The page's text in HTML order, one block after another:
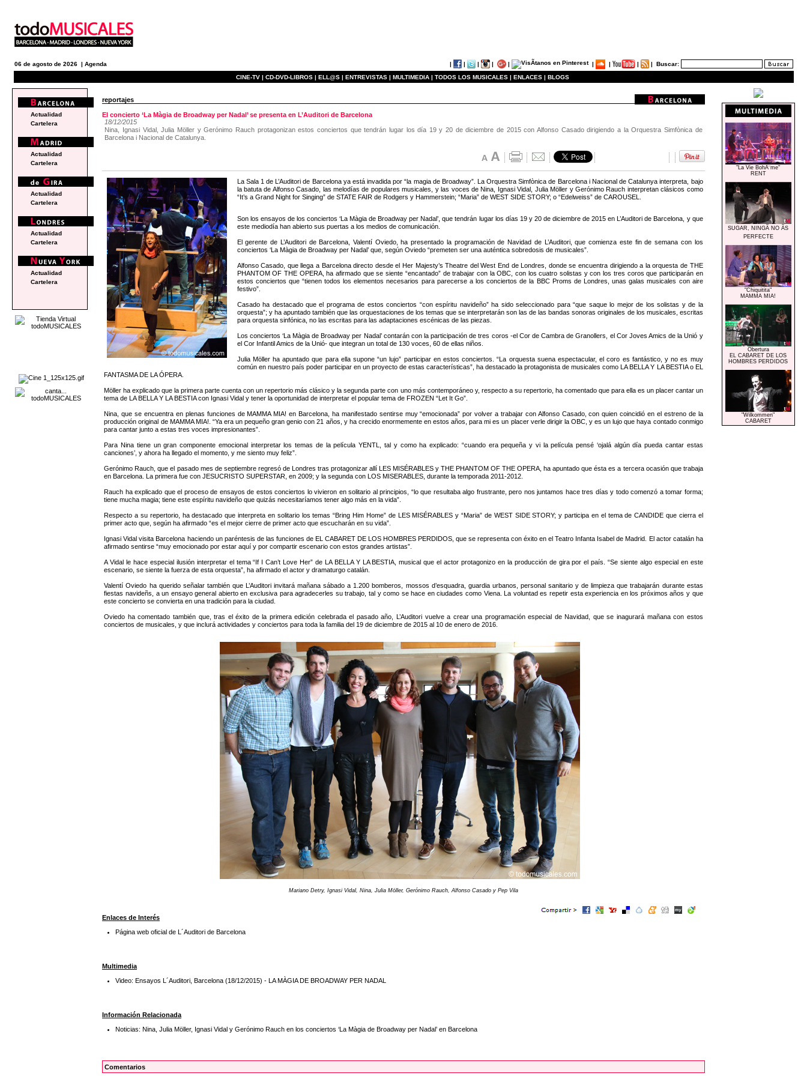
06 de agosto de 2026 | Agenda | | | | | | | | | Buscar:
CINE-TV | CD-DVD-LIBROS | ELL@S | ENTREVISTAS | MULTIMEDIA | TODOS LOS MUSICALES | ENLACES | BLOGS
reportajes
El concierto ‘La Màgia de Broadway per Nadal’ se presenta en L’Auditori de Barcelona
18/12/2015
Nina, Ignasi Vidal, Julia Möller y Gerónimo Rauch protagonizan estos conciertos que tendrán lugar los día 19 y 20 de diciembre de 2015 con Alfonso Casado dirigiendo a la Orquestra Simfònica de
Barcelona i Nacional de Catalunya.
La Sala 1 de L’Auditori de Barcelona ya está invadida por “la magia de Broadway”. La Orquestra Simfònica de Barcelona i Nacional de Catalunya interpreta, bajo
la batuta de Alfonso Casado, las melodías de populares musicales, y las voces de Nina, Ignasi Vidal, Julia Möller y Gerónimo Rauch interpretan clásicos como
“It’s a Grand Night for Singing” de STATE FAIR de Rodgers y Hammerstein; “Maria” de WEST SIDE STORY; o “Edelweiss” de CAROUSEL.
Son los ensayos de los conciertos ‘La Màgia de Broadway per Nadal’, que tendrán lugar los días 19 y 20 de diciembre de 2015 en L’Auditori de Barcelona, y que
este mediodía han abierto sus puertas a los medios de comunicación.
El gerente de L’Auditori de Barcelona, Valentí Oviedo, ha presentado la programación de Navidad de L’Auditori, que comienza este fin de semana con los
conciertos ‘La Màgia de Broadway per Nadal’ que, según Oviedo “premeten ser una auténtica sobredosis de musicales”.
Alfonso Casado, que llega a Barcelona directo desde el Her Majesty’s Theatre del West End de Londres, donde se encuentra dirigiendo a la orquesta de THE
PHANTOM OF THE OPERA, ha afirmado que se siente “encantado” de trabajar con la OBC, con los cuatro solistas y con los tres coros que participarán en
estos conciertos que “tienen todos los elementos necesarios para parecerse a los conciertos de la BBC Proms de Londres, unas galas musicales con aire
festivo”.
Casado ha destacado que el programa de estos conciertos “con espíritu navideño” ha sido seleccionado para “que saque lo mejor de los solistas y de la
orquesta”; y ha apuntado también que las orquestaciones de los temas que se interpretarán son las de las bandas sonoras originales de los musicales, escritas
para orquesta sinfónica, no las escritas para las adaptaciones escénicas de las piezas.
Los conciertos ‘La Màgia de Broadway per Nadal’ contarán con la participación de tres coros -el Cor de Cambra de Granollers, el Cor Joves Amics de la Unió y
el Cor Infantil Amics de la Unió- que integran un total de 130 voces, 60 de ellas niños.
Julia Möller ha apuntado que para ella supone “un lujo” participar en estos conciertos. “La orquesta suena espectacular, el coro es fantástico, y no es muy
común en nuestro país poder participar en un proyecto de estas características”, ha destacado la protagonista de musicales como LA BELLA Y LA BESTIA o EL
FANTASMA DE LA ÓPERA.
Möller ha explicado que la primera parte cuenta con un repertorio más clásico y la segunda parte con uno más contemporáneo y, respecto a su repertorio, ha comentado que para ella es un placer cantar un
tema de LA BELLA Y LA BESTIA con Ignasi Vidal y tener la oportunidad de interpretar el popular tema de FROZEN “Let It Go”.
Nina, que se encuentra en plenas funciones de MAMMA MIA! en Barcelona, ha manifestado sentirse muy “emocionada” por volver a trabajar con Alfonso Casado, con quien coincidió en el estreno de la
producción original de MAMMA MIA!. “Ya era un pequeño gran genio con 21 años, y ha crecido enormemente en estos años, para mi es un placer verle dirigir la OBC, y es un lujo que haya contado conmigo
para cantar junto a estas tres voces impresionantes”.
Para Nina tiene un gran componente emocional interpretar los temas de la película YENTL, tal y como ha explicado: “cuando era pequeña y vi la película pensé ‘ojalá algún día pueda cantar estas
canciones’, y ahora ha llegado el momento, y me siento muy feliz”.
Gerónimo Rauch, que el pasado mes de septiembre regresó de Londres tras protagonizar allí LES MISÉRABLES y THE PHANTOM OF THE OPERA, ha apuntado que ésta es a tercera ocasión que trabaja
en Barcelona. La primera fue con JESUCRISTO SUPERSTAR, en 2009; y la segunda con LOS MISERABLES, durante la temporada 2011-2012.
Rauch ha explicado que el proceso de ensayos de estos conciertos lo vivieron en solitario al principios, “lo que resultaba algo frustrante, pero nos juntamos hace tres días y todo comenzó a tomar forma;
tiene mucha magia; tiene este espíritu navideño que quizás necesitaríamos tener algo más en la vida”.
Respecto a su repertorio, ha destacado que interpreta en solitario los temas “Bring Him Home” de LES MISÉRABLES y “Maria” de WEST SIDE STORY; y participa en el tema de CANDIDE que cierra el
primer acto que, según ha afirmado “es el mejor cierre de primer acto que escucharán en su vida”.
Ignasi Vidal visita Barcelona haciendo un paréntesis de las funciones de EL CABARET DE LOS HOMBRES PERDIDOS, que se representa con éxito en el Teatro Infanta Isabel de Madrid. El actor catalán ha
afirmado sentirse “muy emocionado por estar aquí y por compartir escenario con estos grandes artistas”.
A Vidal le hace especial ilusión interpretar el tema “If I Can’t Love Her” de LA BELLA Y LA BESTIA, musical que el actor protagonizo en la producción de gira por el país. “Se siente algo especial en este
escenario, se siente la fuerza de esta orquesta”, ha afirmado el actor y dramaturgo catalán.
Valentí Oviedo ha querido señalar también que L’Auditori invitará mañana sábado a 1.200 bomberos, mossos d’esquadra, guardia urbanos, personal sanitario y de limpieza que trabajarán durante estas
fiestas navideñs, a un ensayo general abierto en exclusiva para agradecerles su trabajo, tal y como se hace en ciudades como Viena. La voluntad es repetir esta experiencia en los próximos años y que
este concierto se convierta en una tradición para la ciudad.
Oviedo ha comentado también que, tras el éxito de la primera edición celebrada el pasado año, L’Auditori vuelve a crear una programación especial de Navidad, que se inagurará mañana con estos
conciertos de musicales, y que inclurá actividades y conciertos para toda la familia del 19 de diciembre de 2015 al 10 de enero de 2016.
Mariano Detry, Ignasi Vidal, Nina, Julia Möller, Gerónimo Rauch, Alfonso Casado y Pep Vila
Enlaces de Interés
Página web oficial de L´Auditori de Barcelona
Multimedia
Video: Ensayos L´Auditori, Barcelona (18/12/2015) - LA MÀGIA DE BROADWAY PER NADAL
Información Relacionada
Noticias: Nina, Julia Möller, Ignasi Vidal y Gerónimo Rauch en los conciertos ‘La Màgia de Broadway per Nadal’ en Barcelona
Comentarios
Actualidad
Cartelera
Actualidad
Cartelera
Actualidad
Cartelera
Actualidad
Cartelera
Actualidad
Cartelera
"La Vie BohÃ¨me"
RENT
SUGAR, NINGÃ NO ÃS
PERFECTE
"Chiquitita"
MAMMA MIA!
Obertura
EL CABARET DE LOS
HOMBRES PERDIDOS
"Wilkommen"
CABARET